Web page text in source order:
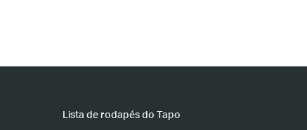
Lista de rodapés do Tapo